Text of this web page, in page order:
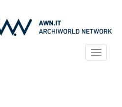
Toggle